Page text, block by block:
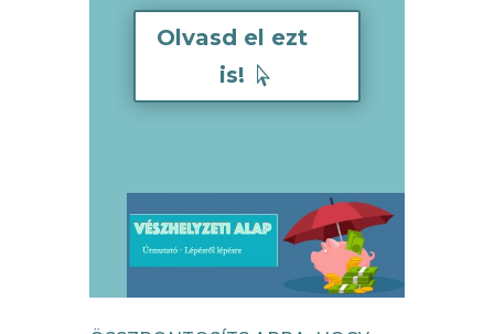
Olvasd el ezt
is!